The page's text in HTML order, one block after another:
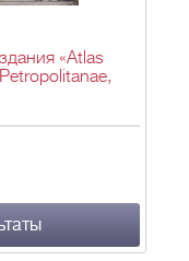
«Atlas